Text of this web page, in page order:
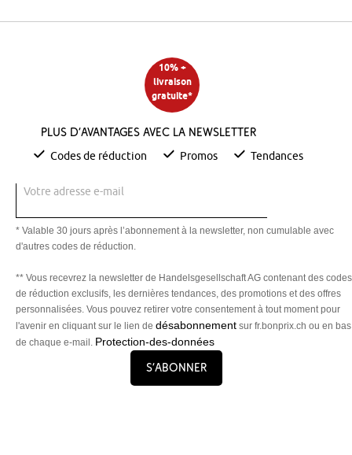
10% +
livraison
gratuite*
Plus d’avantages avec la newsletter
Codes de réduction Promos Tendances
Votre adresse e-mail
* Valable 30 jours après l’abonnement à la newsletter, non cumulable avec
d'autres codes de réduction.
** Vous recevrez la newsletter de Handelsgesellschaft AG contenant des codes
de réduction exclusifs, les dernières tendances, des promotions et des offres
personnalisées. Vous pouvez retirer votre consentement à tout moment pour
l'avenir en cliquant sur le lien de désabonnement sur fr.bonprix.ch ou en bas
de chaque e-mail. Protection-des-données
S’abonner